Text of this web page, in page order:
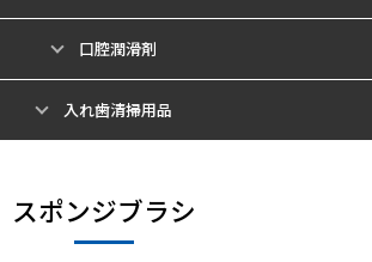
口腔潤滑剤
入れ歯清掃用品
スポンジブラシ